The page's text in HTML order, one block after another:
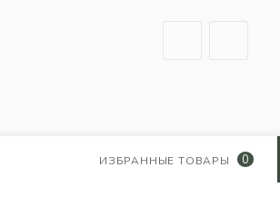
ИЗБРАННЫЕ ТОВАРЫ 0